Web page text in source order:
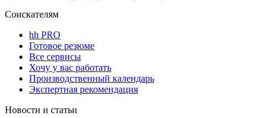
Соискателям
hh PRO
Готовое резюме
Все сервисы
Хочу у вас работать
Производственный календарь
Экспертная рекомендация
Новости и статьи